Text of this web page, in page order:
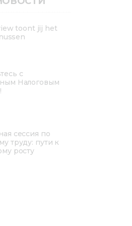
toont jij het
с
Налоговым
сессия по
труду: пути к
росту